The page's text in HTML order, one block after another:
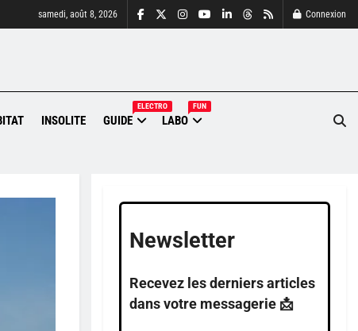
samedi, août 8, 2026 Connexion
INSOLITE GUIDE
ELECTRO
LABO
FUN
Newsletter
Recevez les derniers articles
dans votre messagerie 📩